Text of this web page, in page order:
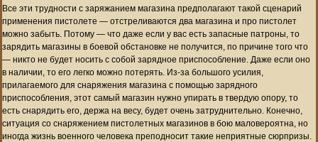
Все эти трудности с заряжанием магазина предполагают такой сценарий
применения пистолете — отстреливаются два магазина и про пистолет
можно забыть. Потому — что даже если у вас есть запасные патроны, то
зарядить магазины в боевой обстановке не получится, по причине того что
— никто не будет носить с собой зарядное приспособление. Даже если оно
в наличии, то его легко можно потерять. Из-за большого усилия,
прилагаемого для снаряжения магазина с помощью зарядного
приспособления, этот самый магазин нужно упирать в твердую опору, то
есть снарядить его, держа на весу, будет очень затруднительно. Конечно,
ситуация со снаряжением пистолетных магазинов в бою маловероятна, но
иногда жизнь военного человека преподносит такие неприятные сюрпризы.